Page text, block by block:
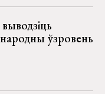
ўзровень